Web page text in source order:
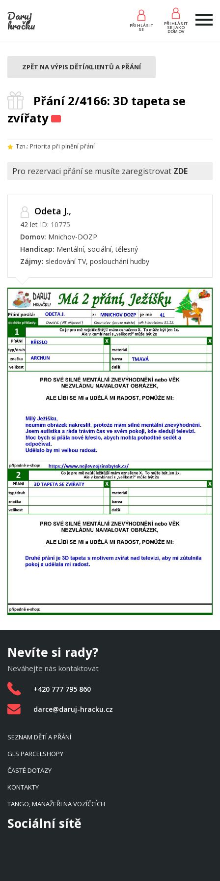
Daruj
hračku PŘIHLÁSIT
SE
PŘIHLÁSIT
SE JAKO
DOMOV
Přání 2/4166: 3D tapeta se
zvířaty
ZPĚT NA VÝPIS DĚTÍ/KLIENTŮ A PŘÁNÍ
Tzn.: Priorita při plnění přání
Pro rezervaci přání se musíte zaregistrovat ZDE
Odeta J.,
42 let ID: 10775
Domov: Mnichov-DOZP
Handicap: Mentální, sociální, tělesný
Zájmy: sledování TV, poslouchání hudby
Nevíte si rady?
Neváhejte nás kontaktovat
+420 777 795 860
darce@daruj-hracku.cz
SEZNAM DĚTÍ A PŘÁNÍ
GLS PARCELSHOPY
ČASTÉ DOTAZY
KONTAKTY
TANGO, MANAŽEŘI NA VOZÍČCÍCH
Sociální sítě